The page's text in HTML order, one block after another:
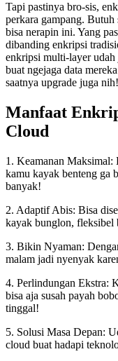
Tapi pastinya bro-sis,
perkara gampang.
bisa nerapin ini. Yang
dibanding enkripsi
enkripsi multi-layer udah
buat ngejaga data
saatnya upgrade juga nih!
Manfaat
Cloud
1. Keamanan
kamu kayak benteng ga
banyak!
2. Adaptif Abis: Bisa
kayak bunglon, fleksibel
3. Bikin Nyaman:
malam jadi nyenyak
4. Perlindungan Ekstra:
bisa aja susah payah
tinggal!
5. Solusi Masa Depan:
cloud buat hadapi